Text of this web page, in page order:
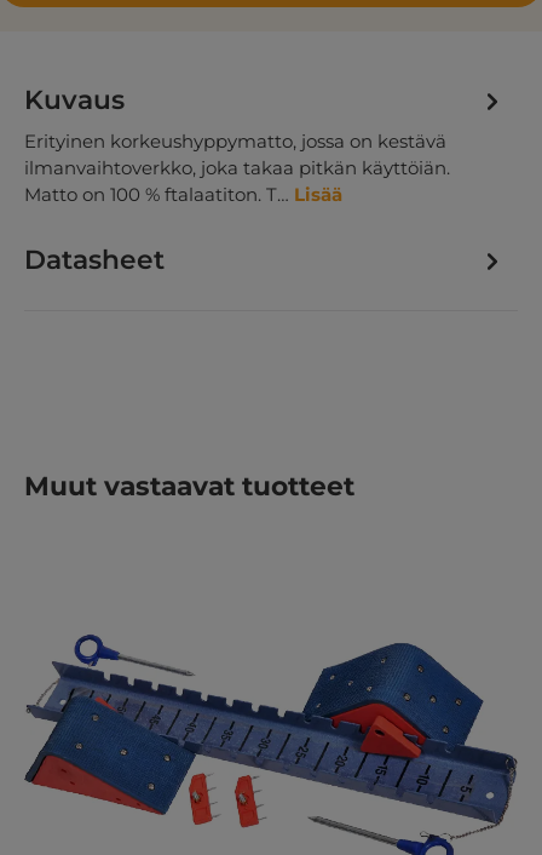
Kuvaus
Erityinen korkeushyppymatto, jossa on kestävä
ilmanvaihtoverkko, joka takaa pitkän käyttöiän.
Matto on 100 % ftalaatiton. T… Lisää
Datasheet
Ohita tuotegalleria
Muut vastaavat tuotteet